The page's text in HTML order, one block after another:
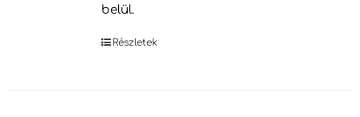
belül.
Részletek